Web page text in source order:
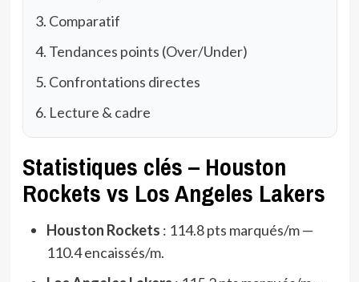
Comparatif
Tendances points (Over/Under)
Confrontations directes
Lecture & cadre
Statistiques clés – Houston
Rockets vs Los Angeles Lakers
Houston Rockets : 114.8 pts marqués/m —
110.4 encaissés/m.